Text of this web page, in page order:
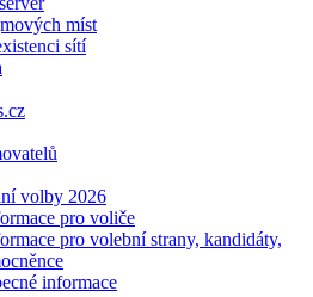
míst
sítí
volby 2026
pro voliče
pro volební strany, kandidáty,
informace